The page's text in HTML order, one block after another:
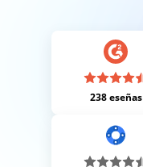
238 eseñas